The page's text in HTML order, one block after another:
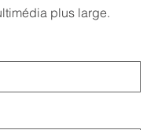
plus large.